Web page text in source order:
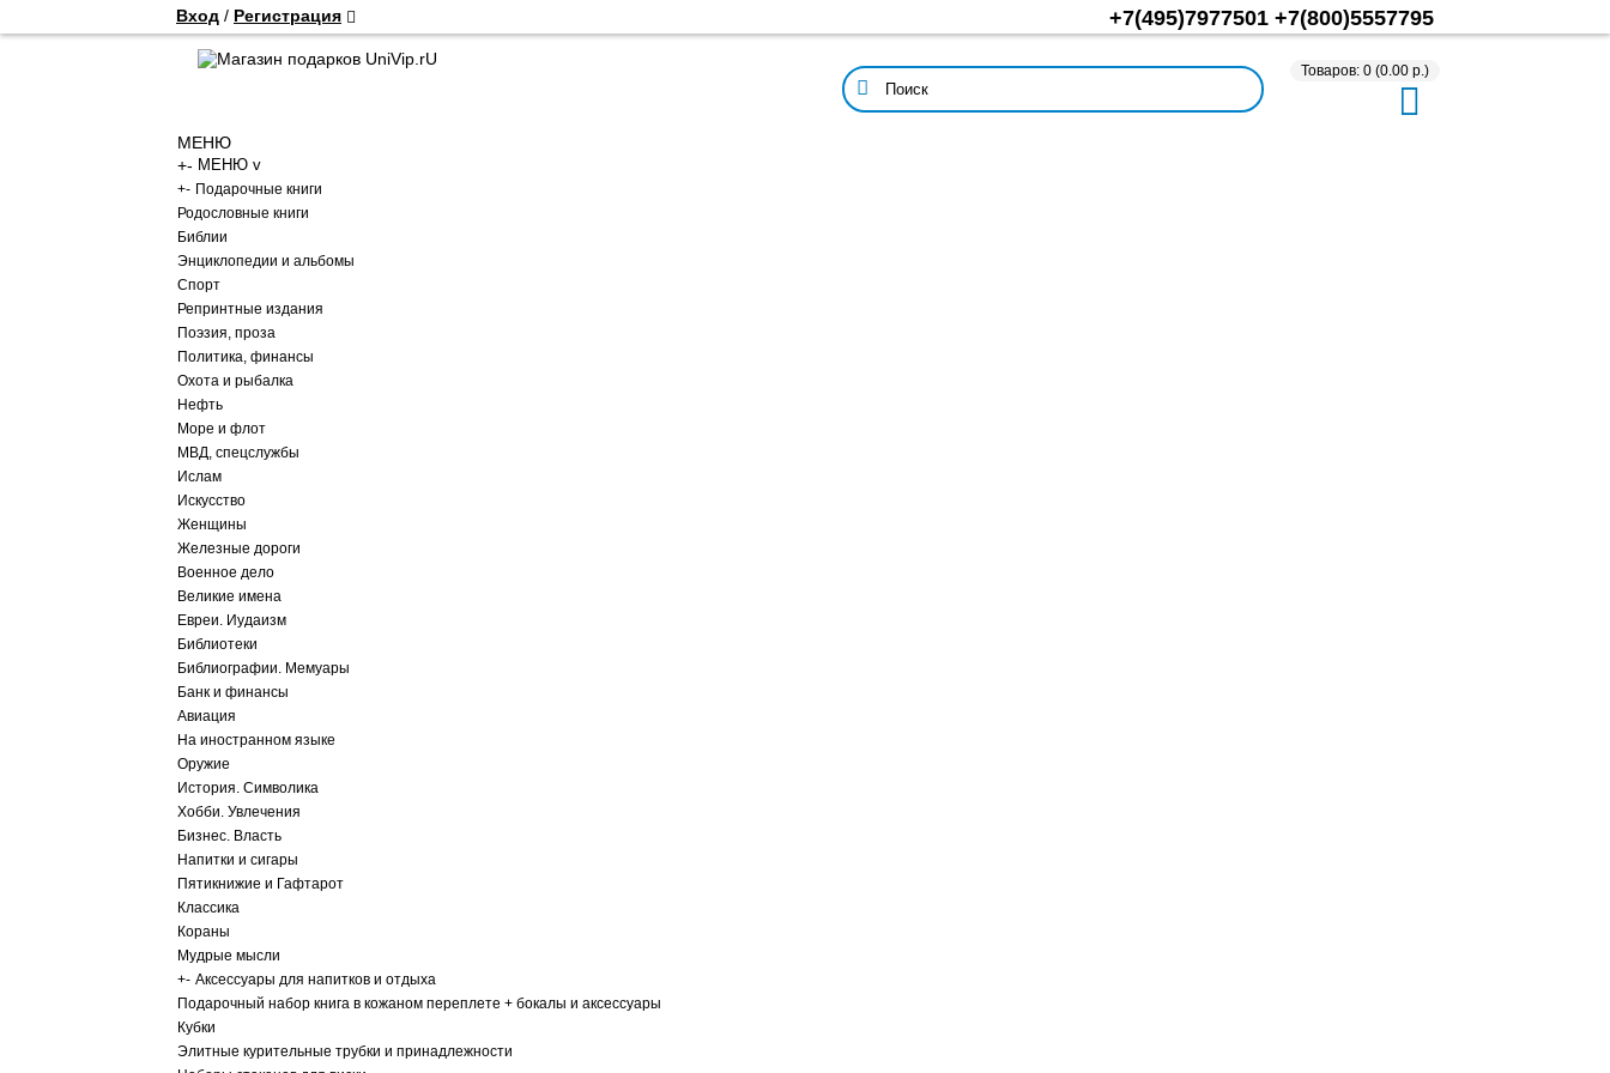
Вход / Регистрация +7(495)7977501 +7(800)5557795
Товаров: 0 (0.00 р.)
МЕНЮ
+- МЕНЮ v
+- Подарочные книги
Родословные книги
Библии
Энциклопедии и альбомы
Спорт
Репринтные издания
Поэзия, проза
Политика, финансы
Охота и рыбалка
Нефть
Море и флот
МВД, спецслужбы
Ислам
Искусство
Женщины
Железные дороги
Военное дело
Великие имена
Евреи. Иудаизм
Библиотеки
Библиографии. Мемуары
Банк и финансы
Авиация
На иностранном языке
Оружие
История. Символика
Хобби. Увлечения
Бизнес. Власть
Напитки и сигары
Пятикнижие и Гафтарот
Классика
Кораны
Мудрые мысли
+- Аксессуары для напитков и отдыха
Подарочный набор книга в кожаном переплете + бокалы и аксессуары
Кубки
Элитные курительные трубки и принадлежности